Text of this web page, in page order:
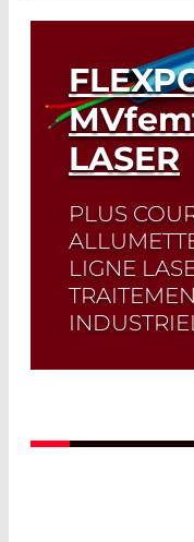
LASER
PLUS
LIGNE